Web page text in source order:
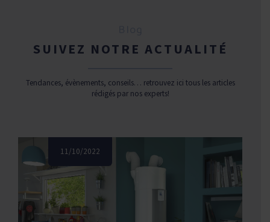
SUIVEZ NOTRE ACTUALITÉ
Tendances, évènements, conseils… retrouvez ici tous les articles
rédigés par nos experts!
11/10/2022